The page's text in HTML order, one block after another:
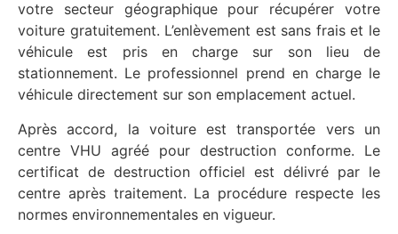
votre secteur géographique pour récupérer votre
voiture gratuitement. L’enlèvement est sans frais et le
véhicule est pris en charge sur son lieu de
stationnement. Le professionnel prend en charge le
véhicule directement sur son emplacement actuel.
Après accord, la voiture est transportée vers un
centre VHU agréé pour destruction conforme. Le
certificat de destruction officiel est délivré par le
centre après traitement. La procédure respecte les
normes environnementales en vigueur.